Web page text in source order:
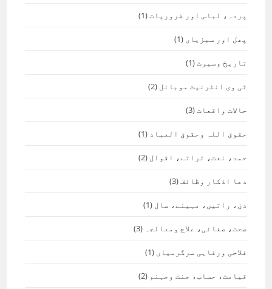
پردہ، لباس اور ضروریات(1)
پھل اور سبزیاں (1)
تاریخ وسیرت(1)
ٹی وی انٹرنیٹ موبائل (2)
حالات واقعات(3)
حقوق اللہ وحقوق العباد (1)
حمد، نعت، تراتے، اقوال (2)
دعا اذکار وظائف(3)
دن، راتیں، مہینے، سال (1)
صحت، صفائی، علاج ومعالجہ (3)
فلاحی ورفاہی سرگرمیاں (1)
قیامت، حساب، جنت وجہنم (2)